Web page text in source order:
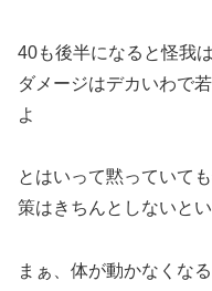
40も後半になると怪我
ダメージはデカいわで
よ
とはいって黙っていて
策はきちんとしないと
まぁ、体が動かなくな